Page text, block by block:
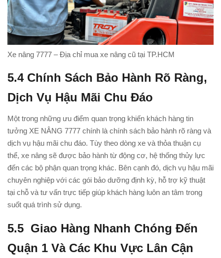
Xe nâng 7777 – Địa chỉ mua xe nâng cũ tại TP.HCM
5.4 Chính Sách Bảo Hành Rõ Ràng,
Dịch Vụ Hậu Mãi Chu Đáo
Một trong những ưu điểm quan trọng khiến khách hàng tin
tưởng XE NÂNG 7777 chính là chính sách bảo hành rõ ràng và
dịch vụ hậu mãi chu đáo. Tùy theo dòng xe và thỏa thuận cụ
thể, xe nâng sẽ được bảo hành từ động cơ, hệ thống thủy lực
đến các bộ phận quan trọng khác. Bên cạnh đó, dịch vụ hậu mãi
chuyên nghiệp với các gói bảo dưỡng định kỳ, hỗ trợ kỹ thuật
tại chỗ và tư vấn trực tiếp giúp khách hàng luôn an tâm trong
suốt quá trình sử dụng.
5.5 Giao Hàng Nhanh Chóng Đến
Quận 1 Và Các Khu Vực Lân Cận